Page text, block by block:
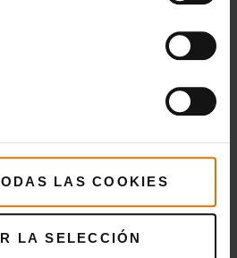
LAS COOKIES
LA SELECCIÓN